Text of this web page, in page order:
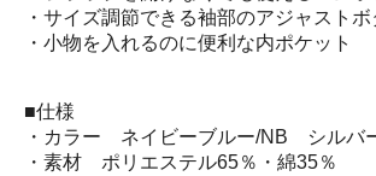
・サイズ調節できる袖部のアジャストボ
・小物を入れるのに便利な内ポケット
■仕様
・カラー ネイビーブルー/NB シルバ
・素材 ポリエステル65％・綿35％